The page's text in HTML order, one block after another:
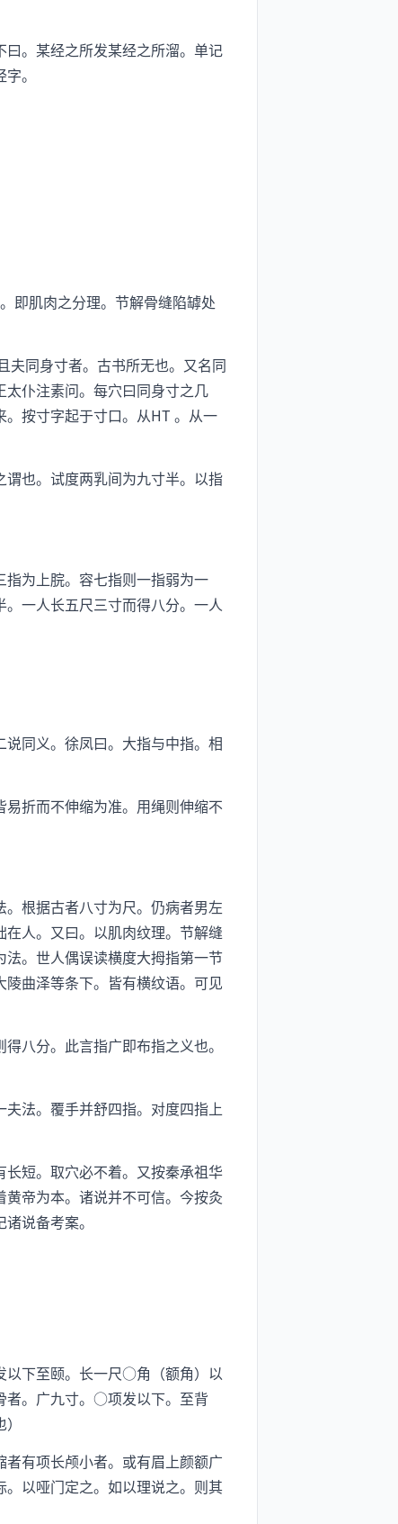
。某经之所发某经之所溜。单记
。
即肌肉之分理。节解骨缝陷罅处
同身寸者。古书所无也。又名同
仆注素问。每穴曰同身寸之几
按寸字起于寸口。从HT 。从一
也。试度两乳间为九寸半。以指
为上脘。容七指则一指弱为一
一人长五尺三寸而得八分。一人
同义。徐凤曰。大指与中指。相
折而不伸缩为准。用绳则伸缩不
根据古者八寸为尺。仍病者男左
人。又曰。以肌肉纹理。节解缝
。世人偶误读横度大拇指第一节
曲泽等条下。皆有横纹语。可见
八分。此言指广即布指之义也。
法。覆手并舒四指。对度四指上
短。取穴必不着。又按秦承祖华
帝为本。诸说并不可信。今按灸
说备考案。
下至颐。长一尺○角（额角）以
。广九寸。○项发以下。至背
有项长颅小者。或有眉上颜额广
以哑门定之。如以理说之。则其